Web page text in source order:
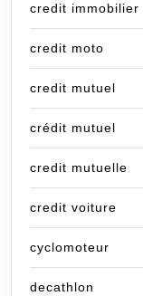
credit immobilier
credit moto
credit mutuel
crédit mutuel
credit mutuelle
credit voiture
cyclomoteur
decathlon